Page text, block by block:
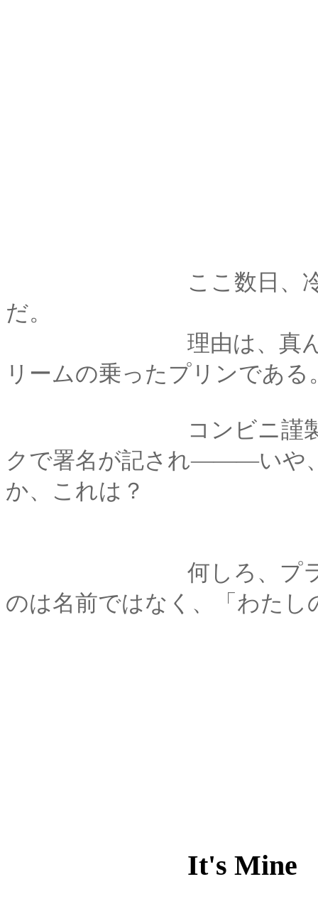
ここ数日、冷蔵庫を
だ。
理由は、真ん中の段
リームの乗ったプリンである
コンビニ謹製のプリ
クで署名が記され―――いや
か、これは？
何しろ、プラスチッ
のは名前ではなく、「わた
It's Mine